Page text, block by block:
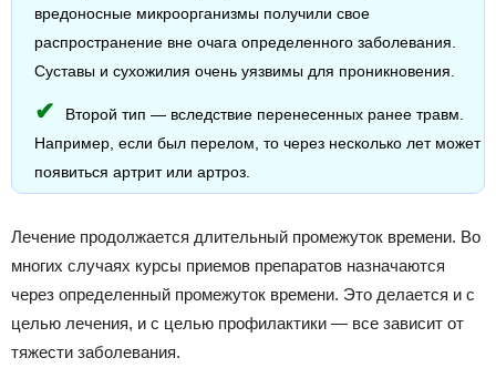
вредоносные микроорганизмы получили свое
распространение вне очага определенного заболевания.
Суставы и сухожилия очень уязвимы для проникновения.
Второй тип — вследствие перенесенных ранее травм.
Например, если был перелом, то через несколько лет может
появиться артрит или артроз.
Лечение продолжается длительный промежуток времени. Во
многих случаях курсы приемов препаратов назначаются
через определенный промежуток времени. Это делается и с
целью лечения, и с целью профилактики — все зависит от
тяжести заболевания.